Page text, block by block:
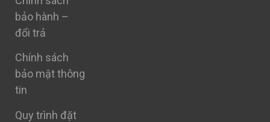
bảo hành –
đổi trả
Chính sách
bảo mật thông
tin
Quy trình đặt